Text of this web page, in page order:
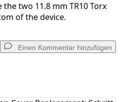
two 11.8 mm TR10 Torx
of the device.
Einen Kommentar hinzufügen